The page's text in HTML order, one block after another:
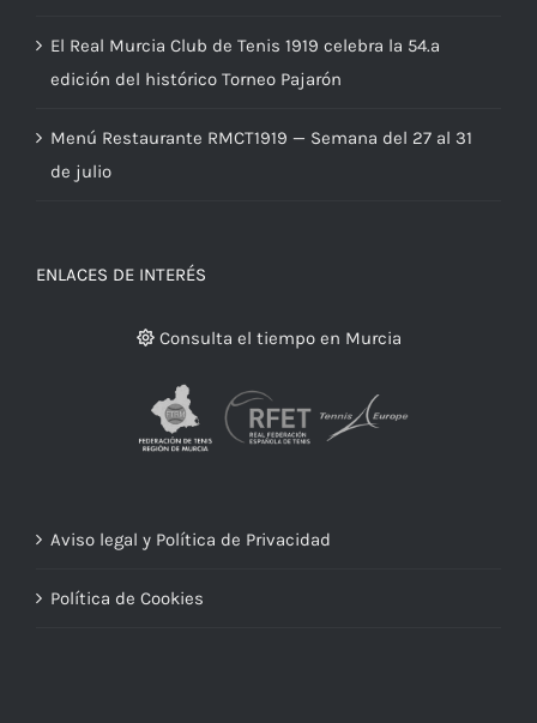
El Real Murcia Club de Tenis 1919 celebra la 54.ª
edición del histórico Torneo Pajarón
Menú Restaurante RMCT1919 — Semana del 27 al 31
de julio
ENLACES DE INTERÉS
Consulta el tiempo en Murcia
Aviso legal y Política de Privacidad
Política de Cookies